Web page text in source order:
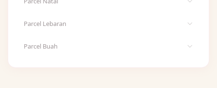
Parcel Natal Pecah Belah
Parcel Lebaran
Parcel Buah